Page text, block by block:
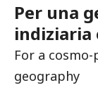
Per una
indiziaria
For a
geography